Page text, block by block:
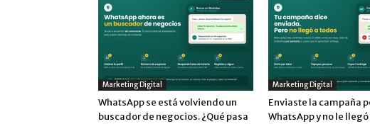
Marketing Digital
WhatsApp se está volviendo un
buscador de negocios. ¿Qué pasa
Marketing Digital
Enviaste la campaña
WhatsApp y no le